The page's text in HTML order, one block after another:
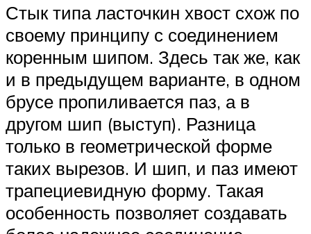
Стык типа ласточкин хвост схож по
своему принципу с соединением
коренным шипом. Здесь так же, как
и в предыдущем варианте, в одном
брусе пропиливается паз, а в
другом шип (выступ). Разница
только в геометрической форме
таких вырезов. И шип, и паз имеют
трапециевидную форму. Такая
особенность позволяет создавать